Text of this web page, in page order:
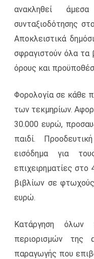
ανακληθεί
συνταξιοδότησης
Αποκλειστικά
σφραγιστούν όλα τα
όρους και
Φορολογία σε κάθε
των τεκμηρίων.
30.000 ευρώ,
παιδί.
εισόδημα για
επιχειρηματίες στο
βιβλίων σε
ευρώ.
Κατάργηση
περιορισμών της
παραγωγής που